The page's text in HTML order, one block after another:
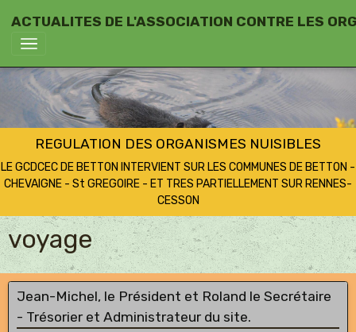
ACTUALITES DE L'ASSOCIATION CONTRE LES
REGULATION DES ORGANISMES NUISIBLES
LE GCDCEC DE BETTON INTERVIENT SUR LES COMMUNES DE BETTON -
CHEVAIGNE - St GREGOIRE - ET TRES PARTIELLEMENT SUR RENNES-
CESSON
voyage
Jean-Michel, le Président et Roland le Secrétaire
- Trésorier et Administrateur du site.